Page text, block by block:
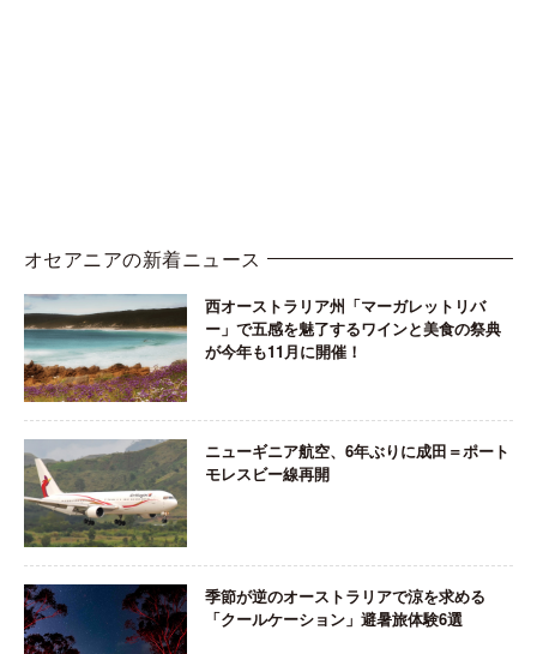
オセアニアの新着ニュース
西オーストラリア州「マーガレットリバ
ー」で五感を魅了するワインと美食の祭典
が今年も11月に開催！
ニューギニア航空、6年ぶりに成田＝ポート
モレスビー線再開
季節が逆のオーストラリアで涼を求める
「クールケーション」避暑旅体験6選